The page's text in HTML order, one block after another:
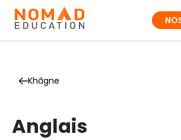
Khâgne
Anglais